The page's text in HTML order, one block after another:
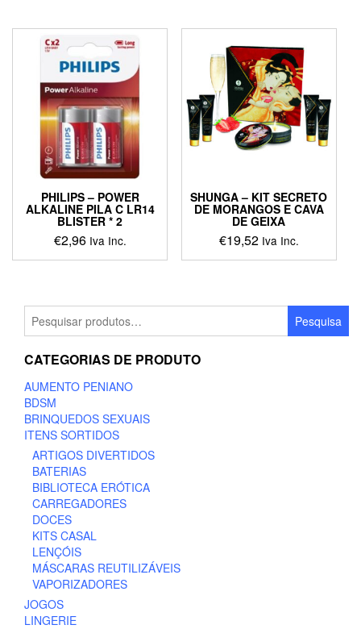
PHILIPS – POWER
ALKALINE PILA C LR14
BLISTER * 2
€2,96 Iva Inc.
SHUNGA – KIT SECRETO
DE MORANGOS E CAVA
DE GEIXA
€19,52 Iva Inc.
por:
Pesquisa
CATEGORIAS DE PRODUTO
AUMENTO PENIANO
BDSM
BRINQUEDOS SEXUAIS
ITENS SORTIDOS
ARTIGOS DIVERTIDOS
BATERIAS
BIBLIOTECA ERÓTICA
CARREGADORES
DOCES
KITS CASAL
LENÇÓIS
MÁSCARAS REUTILIZÁVEIS
VAPORIZADORES
JOGOS
LINGERIE